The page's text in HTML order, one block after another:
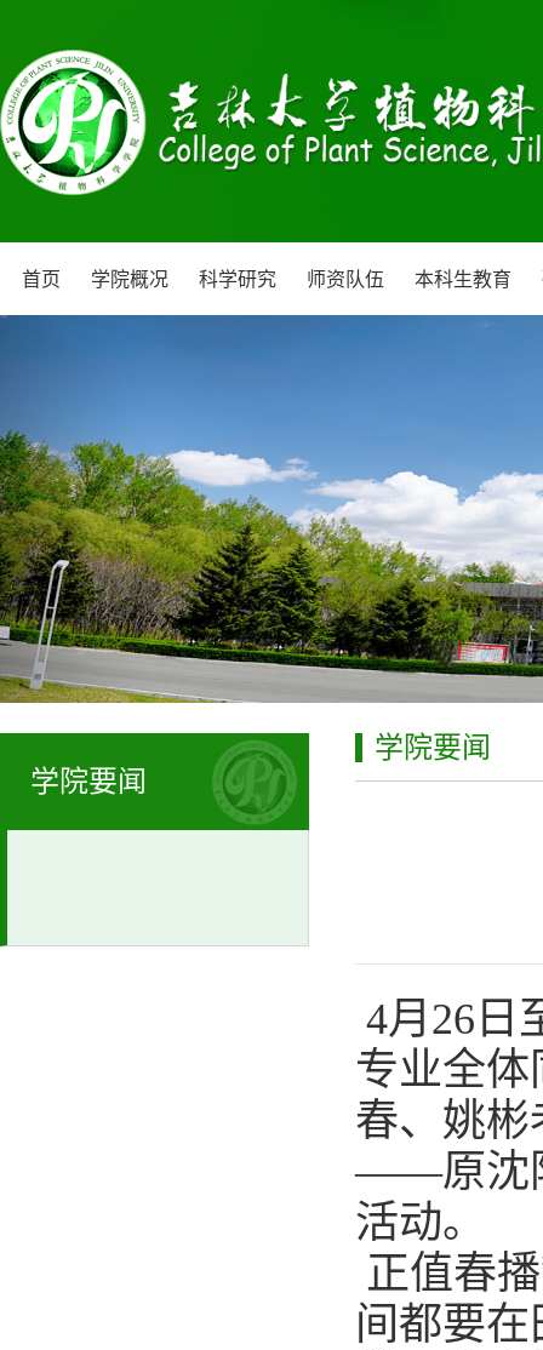
首页 学院概况 科学研究 师资队伍 本科生教育
学院要闻
学院要闻
4月26日
专业全
春、姚
——原沈
活动。
正值春
间都要